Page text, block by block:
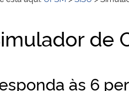
de Governo
Gabinete de
de
às 6